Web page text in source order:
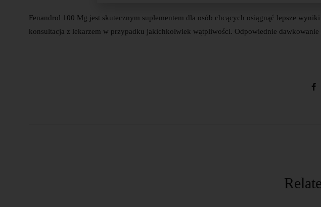
Fenandrol 100 Mg jest skutecznym suplementem dla osób chcących osiągnąć lepsze
konsultacja z lekarzem w przypadku jakichkolwiek wątpliwości. Odpowiednie